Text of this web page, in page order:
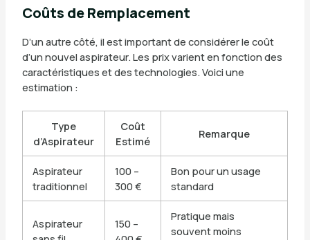
Coûts de Remplacement
D’un autre côté, il est important de considérer le coût
d’un nouvel aspirateur. Les prix varient en fonction des
caractéristiques et des technologies. Voici une
estimation :
Type
d’Aspirateur
Coût
Estimé
Remarque
Aspirateur
traditionnel
100 –
300 €
Bon pour un usage
standard
Aspirateur
150 –
Pratique mais
souvent moins